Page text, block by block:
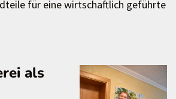
für eine wirtschaftlich geführte
als